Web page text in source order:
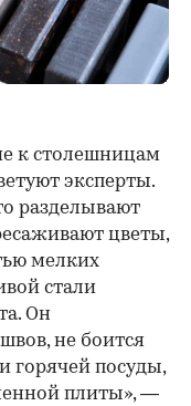
к столешницам
эксперты.
разделывают
цветы,
мелких
стали
Он
не боится
горячей посуды,
плиты», —